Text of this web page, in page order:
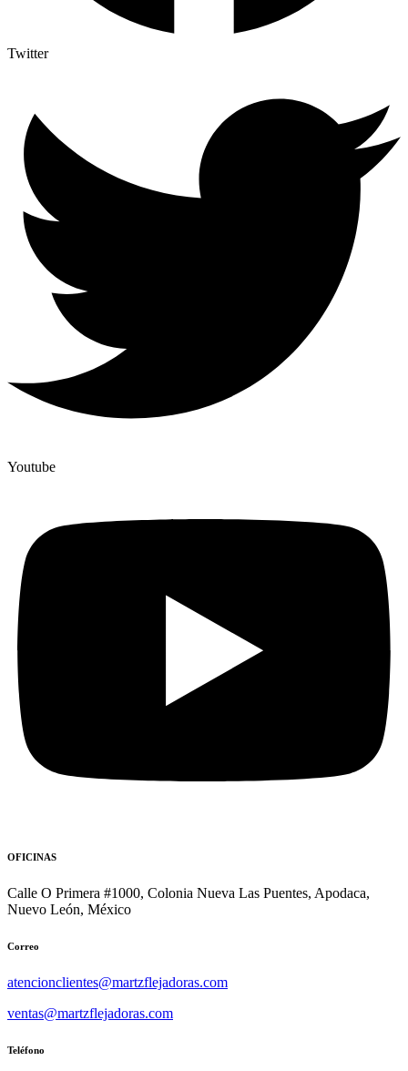
Twitter
Youtube
OFICINAS
Calle O Primera #1000, Colonia Nueva Las Puentes, Apodaca,
Nuevo León, México
Correo
atencionclientes@martzflejadoras.com
ventas@martzflejadoras.com
Teléfono